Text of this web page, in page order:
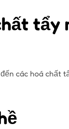
tẩy
các hoá chất